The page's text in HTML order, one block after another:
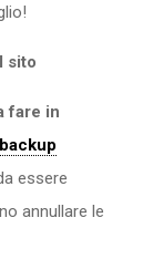
sito
fare in
backup
essere
annullare le